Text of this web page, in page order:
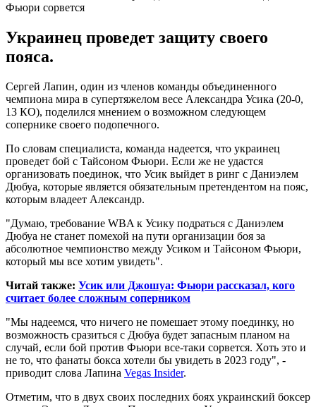
Украинец проведет защиту своего
пояса.
Сергей Лапин, один из членов команды объединенного
чемпиона мира в супертяжелом весе Александра Усика (20-0,
13 КО), поделился мнением о возможном следующем
сопернике своего подопечного.
По словам специалиста, команда надеется, что украинец
проведет бой с Тайсоном Фьюри. Если же не удастся
организовать поединок, что Усик выйдет в ринг с Даниэлем
Дюбуа, которые является обязательным претендентом на пояс,
которым владеет Александр.
"Думаю, требование WBA к Усику подраться с Даниэлем
Дюбуа не станет помехой на пути организации боя за
абсолютное чемпионство между Усиком и Тайсоном Фьюри,
который мы все хотим увидеть".
Читай также: Усик или Джошуа: Фьюри рассказал, кого
считает более сложным соперником
"Мы надеемся, что ничего не помешает этому поединку, но
возможность сразиться с Дюбуа будет запасным планом на
случай, если бой против Фьюри все-таки сорвется. Хоть это и
не то, что фанаты бокса хотели бы увидеть в 2023 году", -
приводит слова Лапина Vegas Insider.
Отметим, что в двух своих последних боях украинский боксер